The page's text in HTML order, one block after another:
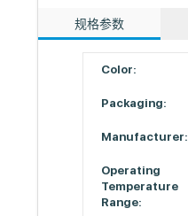
规格参数
Color:
Packaging:
Manufacturer:
Operating
Temperature
Range: